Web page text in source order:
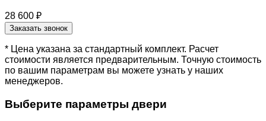
28 600 ₽
Заказать звонок
* Цена указана за стандартный комплект. Расчет
стоимости является предварительным. Точную стоимость
по вашим параметрам вы можете узнать у наших
менеджеров.
Выберите параметры двери